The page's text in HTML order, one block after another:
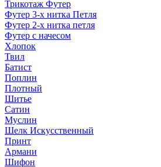
Трикотаж Футер
Футер 3-х нитка Петля
Футер 2-х нитка петля
Футер с начесом
Хлопок
Твил
Батист
Поплин
Плотный
Шитье
Сатин
Муслин
Шелк Искусственный
Принт
Армани
Шифон